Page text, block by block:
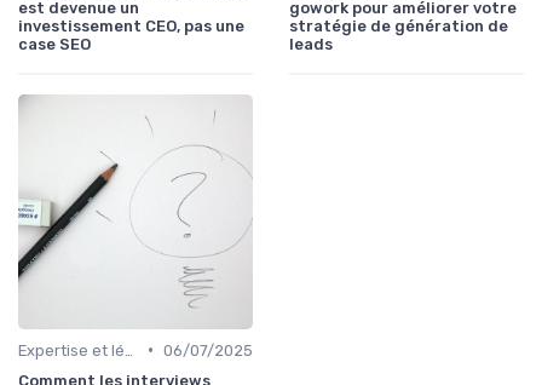
est devenue un
investissement CEO, pas une
case SEO
gowork pour améliorer votre
stratégie de génération de
leads
• 06/07/2025
Comment les interviews